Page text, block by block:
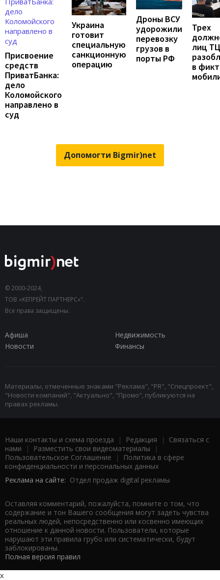
Присвоение
средств
ПриватБанка:
дело
Коломойского
направлено в
суд
Украина
готовит
специальную
санкционную
операцию
Дроны ВСУ
удорожили
перевозку
грузов в
порты РФ
Трех
лиц
в
Допомогти Bigmir)net
© 2000-2024,
ТОВ «КЕПРЕЙТ ПАРТНЕРС»".
Все права защищены.
Афиша
Недвижимость
Новости
Финансы
Материалы, отмеченные знаками "Реклама", "PR", "Спецпроект",
"Новости компаний", "Актуально", "Промо", публикуются на
правах рекламы.
Наши контакты и схема проезда | Редакция | Связаться с
нами | Разместить свои видеоматериалы |
Пользовательское Соглашение |
Политика в сфере
конфиденциальности и персональных данных
Реклама на сайте: Отдел продаж digital рекламы
Оставляя комментарий, пожалуйста, помните о том, что
содержание и тон Вашего сообщения могут задеть чувства
реальных людей, непосредственно или косвенно имеющих
отношение к данной новости. Пользователи, которые
нарушают эти правила грубо или систематически, будут
заблокированы.
Полная версия правил
x